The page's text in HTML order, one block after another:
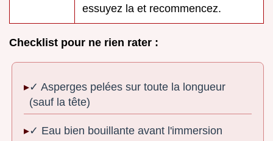
essuyez la et recommencez.
Checklist pour ne rien rater :
✓ Asperges pelées sur toute la longueur
(sauf la tête)
✓ Eau bien bouillante avant l'immersion